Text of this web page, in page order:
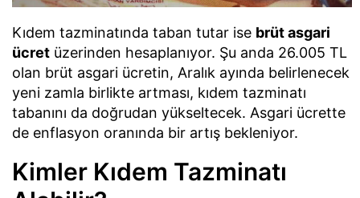
Kıdem tazminatında taban tutar ise brüt asgari
ücret üzerinden hesaplanıyor. Şu anda 26.005 TL
olan brüt asgari ücretin, Aralık ayında belirlenecek
yeni zamla birlikte artması, kıdem tazminatı
tabanını da doğrudan yükseltecek. Asgari ücrette
de enflasyon oranında bir artış bekleniyor.
Kimler Kıdem Tazminatı